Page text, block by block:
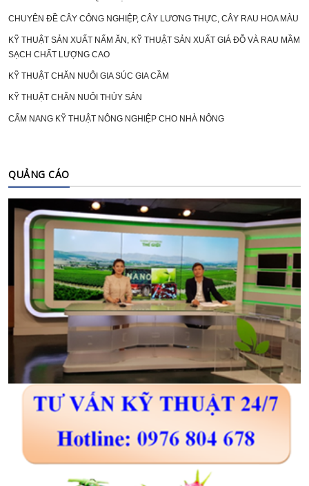
CHUYÊN ĐỀ CÂY CÔNG NGHIỆP, CÂY LƯƠNG THỰC, CÂY RAU HOA MÀU
KỸ THUẬT SẢN XUẤT NẤM ĂN, KỸ THUẬT SẢN XUẤT GIÁ ĐỖ VÀ RAU MẦM
SẠCH CHẤT LƯỢNG CAO
KỸ THUẬT CHĂN NUÔI GIA SÚC GIA CẦM
KỸ THUẬT CHĂN NUÔI THỦY SẢN
CẨM NANG KỸ THUẬT NÔNG NGHIỆP CHO NHÀ NÔNG
QUẢNG CÁO